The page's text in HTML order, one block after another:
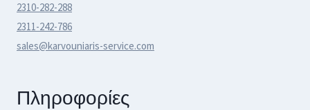
2310-282-288
2311-242-786
sales@karvouniaris-service.com
Πληροφορίες